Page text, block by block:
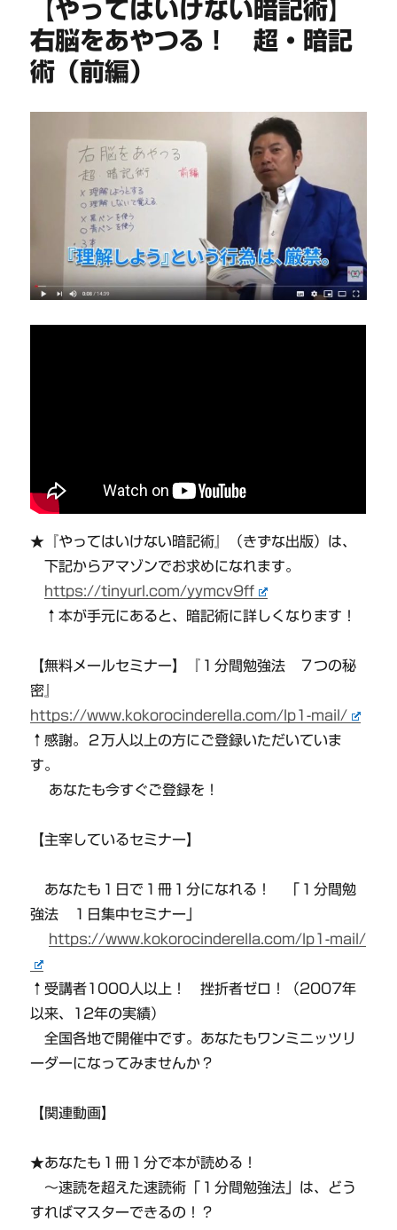
【やってはいけない暗記術】
右脳をあやつる！ 超・暗記
術（前編）
★『やってはいけない暗記術』（きずな出版）は、
下記からアマゾンでお求めになれます。
https://tinyurl.com/yymcv9ff
↑本が手元にあると、暗記術に詳しくなります！
【無料メールセミナー】『１分間勉強法 ７つの秘
密』
https://www.kokorocinderella.com/lp1-mail/
↑感謝。２万人以上の方にご登録いただいていま
す。
あなたも今すぐご登録を！
【主宰しているセミナー】
あなたも１日で１冊１分になれる！ 「１分間勉
強法 １日集中セミナー」
https://www.kokorocinderella.com/lp1-mail/
↑受講者1000人以上！ 挫折者ゼロ！（2007年
以来、12年の実績）
全国各地で開催中です。あなたもワンミニッツリ
ーダーになってみませんか？
【関連動画】
★あなたも１冊１分で本が読める！
〜速読を超えた速読術「１分間勉強法」は、どう
すればマスターできるの！？